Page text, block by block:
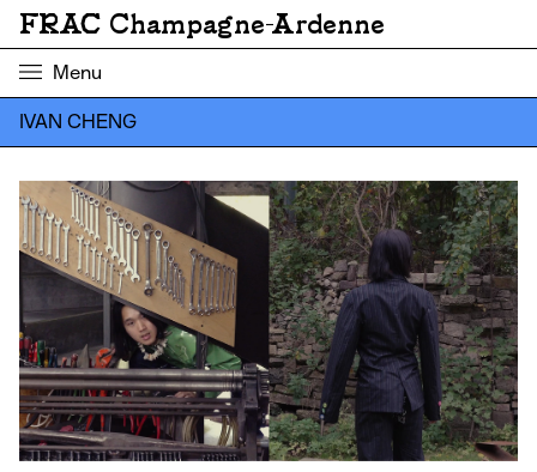
FRAC Champagne-Ardenne
Menu
IVAN CHENG